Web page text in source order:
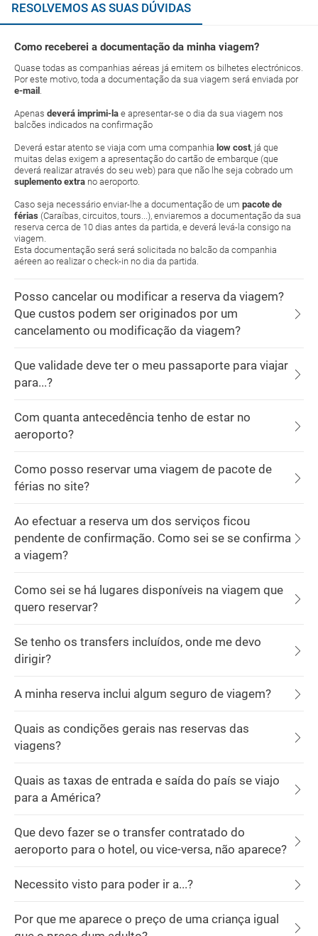
RESOLVEMOS AS SUAS DÚVIDAS
Como receberei a documentação da minha viagem?
Quase todas as companhias aéreas já emitem os bilhetes electrónicos.
Por este motivo, toda a documentação da sua viagem será enviada por
e-mail .
Apenas deverá imprimi-la e apresentar-se o dia da sua viagem nos
balcões indicados na confirmação
Deverá estar atento se viaja com uma companhia low cost, já que
muitas delas exigem a apresentação do cartão de embarque (que
deverá realizar através do seu web) para que não lhe seja cobrado um
suplemento extra no aeroporto.
Caso seja necessário enviar-lhe a documentação de um pacote de
férias (Caraíbas, circuitos, tours...), enviaremos a documentação da sua
reserva cerca de 10 dias antes da partida, e deverá levá-la consigo na
viagem.
Esta documentação será será solicitada no balcão da companhia
aéreen ao realizar o check-in no dia da partida.
Posso cancelar ou modificar a reserva da viagem?
Que custos podem ser originados por um
cancelamento ou modificação da viagem?
Que validade deve ter o meu passaporte para viajar
para...?
Com quanta antecedência tenho de estar no
aeroporto?
Como posso reservar uma viagem de pacote de
férias no site?
Ao efectuar a reserva um dos serviços ficou
pendente de confirmação. Como sei se se confirma
a viagem?
Como sei se há lugares disponíveis na viagem que
quero reservar?
Se tenho os transfers incluídos, onde me devo
dirigir?
A minha reserva inclui algum seguro de viagem?
Quais as condições gerais nas reservas das
viagens?
Quais as taxas de entrada e saída do país se viajo
para a América?
Que devo fazer se o transfer contratado do
aeroporto para o hotel, ou vice-versa, não aparece?
Necessito visto para poder ir a...?
Por que me aparece o preço de uma criança igual